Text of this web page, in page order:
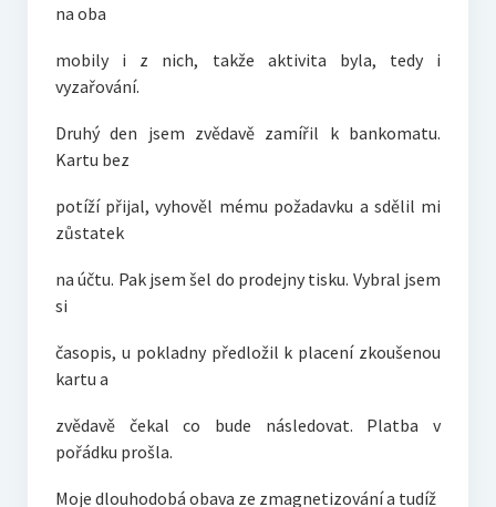
na oba
mobily i z nich, takže aktivita byla, tedy i
vyzařování.
Druhý den jsem zvědavě zamířil k bankomatu.
Kartu bez
potíží přijal, vyhověl mému požadavku a sdělil mi
zůstatek
na účtu. Pak jsem šel do prodejny tisku. Vybral jsem
si
časopis, u pokladny předložil k placení zkoušenou
kartu a
zvědavě čekal co bude následovat. Platba v
pořádku prošla.
Moje dlouhodobá obava ze zmagnetizování a tudíž